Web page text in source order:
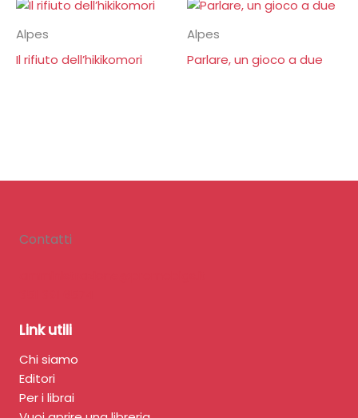
Alpes
Il rifiuto dell’hikikomori
Alpes
Parlare, un gioco a due
Contatti
Link utili
Chi siamo
Editori
Per i librai